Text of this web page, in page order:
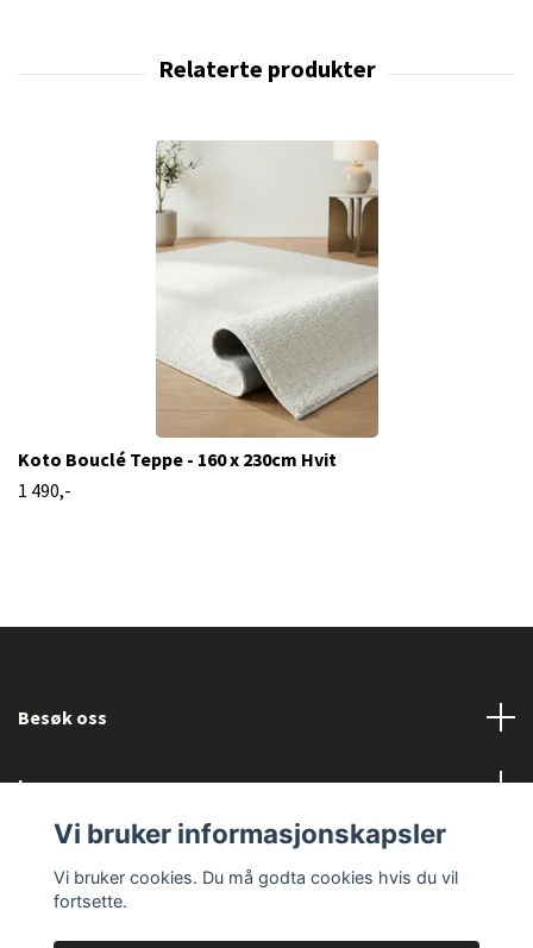
Koto Bouclé Teppe - 160 x 230cm Hvit
1 490,-
Besøk oss
Les mer
Sosiale medier
Vi bruker informasjonskapsler
Vi bruker cookies. Du må godta cookies hvis du vil
fortsette.